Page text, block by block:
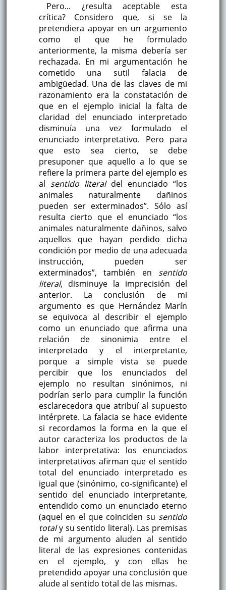
Pero... ¿resulta aceptable esta
crítica? Considero que, si se la
pretendiera apoyar en un argumento
como el que he formulado
anteriormente, la misma debería ser
rechazada. En mi argumentación he
cometido una sutil falacia de
ambigüedad. Una de las claves de mi
razonamiento era la constatación de
que en el ejemplo inicial la falta de
claridad del enunciado interpretado
disminuía una vez formulado el
enunciado interpretativo. Pero para
que esto sea cierto, se debe
presuponer que aquello a lo que se
refiere la primera parte del ejemplo es
al sentido literaldel enunciado “los
animales naturalmente dañinos
pueden ser exterminados”. Sólo así
resulta cierto que el enunciado “los
animales naturalmente dañinos, salvo
aquellos que hayan perdido dicha
condición por medio de una adecuada
instrucción, pueden ser
exterminados”, también en sentido
literal, disminuye la imprecisión del
anterior. La conclusión de mi
argumento es que Hernández Marín
se equivoca al describir el ejemplo
como un enunciado que afirma una
relación de sinonimia entre el
interpretado y el interpretante,
porque a simple vista se puede
percibir que los enunciados del
ejemplo no resultan sinónimos, ni
podrían serlo para cumplir la función
esclarecedora que atribuí al supuesto
intérprete. La falacia se hace evidente
si recordamos la forma en la que el
autor caracteriza los productos de la
labor interpretativa: los enunciados
interpretativos afirman que el sentido
total del enunciado interpretado es
igual que (sinónimo, co-significante) el
sentido del enunciado interpretante,
entendido como un enunciado eterno
(aquel en el que coinciden su sentido
totaly su sentido literal). Las premisas
de mi argumento aluden al sentido
literal de las expresiones contenidas
en el ejemplo, y con ellas he
pretendido apoyar una conclusión que
alude al sentido total de las mismas.